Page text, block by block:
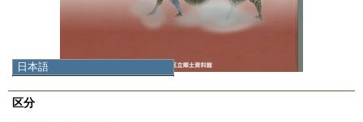
日本語
English
区分